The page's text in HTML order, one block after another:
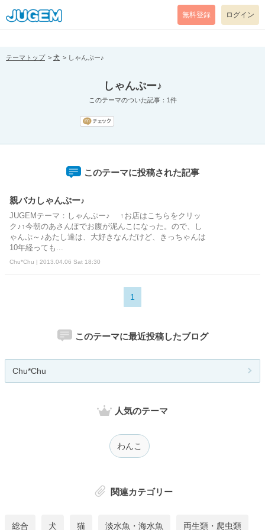
[pear_error: message="Success" code=0 mode=return level=notice
prefix="" info=""]
無料登録 ログイン
テーマトップ 犬 しゃんぷー♪
しゃんぷー♪
このテーマのついた記事：1件
このテーマに投稿された記事
親バカしゃんぷー♪
JUGEMテーマ：しゃんぷー♪ ↑お店はこちらをクリッ
ク♪↑今朝のあさんぽでお腹が泥んこになった。ので、し
ゃんぷ～♪あたし達は、大好きなんだけど、きっちゃんは
10年経っても...
Chu*Chu | 2013.04.06 Sat 18:30
1
このテーマに最近投稿したブログ
Chu*Chu
人気のテーマ
わんこ
関連カテゴリー
総合 犬 猫 淡水魚・海水魚 両生類・爬虫類